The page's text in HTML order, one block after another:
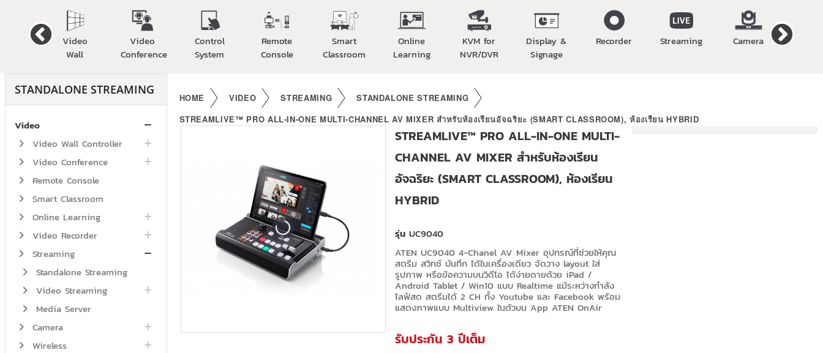
Video
Wall
Video
Conference
Control
System
Remote
Console
Smart
Classroom
Online
Learning
KVM for
NVR/DVR
Display &
Signage
Recorder Streaming Camera
STANDALONE STREAMING
Video
Video Wall Controller
Video Conference
Remote Console
Smart Classroom
Online Learning
Video Recorder
Streaming
Standalone Streaming
Video Streaming
Media Server
Camera
Wireless
HOME VIDEO STREAMING
STANDALONE STREAMING
STREAMLIVE™ PRO ALL-IN-ONE MULTI-CHANNEL AV MIXER สำหรับห้องเรียนอัจฉริยะ (SMART CLASSROOM), ห้องเรียน HYBRID
STREAMLIVE™ PRO ALL-IN-ONE MULTI-
CHANNEL AV MIXER สำหรับห้องเรียน
อัจฉริยะ (SMART CLASSROOM), ห้องเรียน
HYBRID
รุ่น UC9040
ATEN UC9040 4-Chanel AV Mixer อุปกรณ์ที่ช่วยให้คุณ
สตรีม สวิทช์ บันทึก ได้ในเครื่องเดียว จัดวาง layout ใส่
รูปภาพ หรือข้อความบนวิดีโอ ได้ง่ายดายด้วย iPad /
Android Tablet / Win10 แบบ Realtime แม้ระหว่างกำลัง
ไลฟ์สด สตรีมได้ 2 CH ทั้ง Youtube และ Facebook พร้อม
แสดงภาพแบบ Multiview ในตัวบน App ATEN OnAir
รับประกัน 3 ปีเต็ม